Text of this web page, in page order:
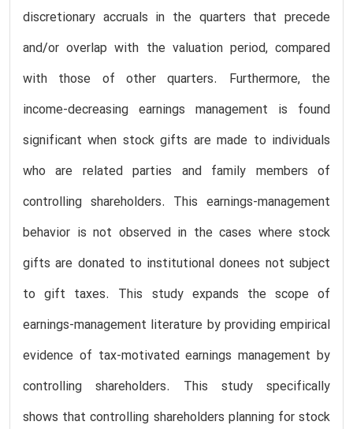
discretionary accruals in the quarters that precede
and/or overlap with the valuation period, compared
with those of other quarters. Furthermore, the
income-decreasing earnings management is found
significant when stock gifts are made to individuals
who are related parties and family members of
controlling shareholders. This earnings-management
behavior is not observed in the cases where stock
gifts are donated to institutional donees not subject
to gift taxes. This study expands the scope of
earnings-management literature by providing empirical
evidence of tax-motivated earnings management by
controlling shareholders. This study specifically
shows that controlling shareholders planning for stock